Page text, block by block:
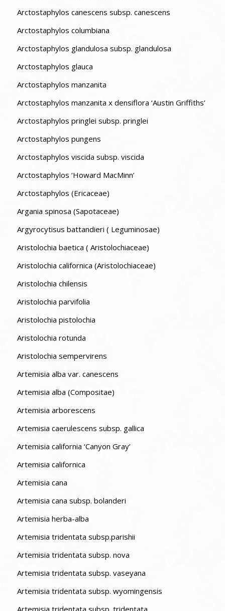
Arctostaphylos canescens subsp. canescens
Arctostaphylos columbiana
Arctostaphylos glandulosa subsp. glandulosa
Arctostaphylos glauca
Arctostaphylos manzanita
Arctostaphylos manzanita x densiflora ‘Austin Griffiths’
Arctostaphylos pringlei subsp. pringlei
Arctostaphylos pungens
Arctostaphylos viscida subsp. viscida
Arctostaphylos ‘Howard MacMinn’
Arctostaphylos (Ericaceae)
Argania spinosa (Sapotaceae)
Argyrocytisus battandieri ( Leguminosae)
Aristolochia baetica ( Aristolochiaceae)
Aristolochia californica (Aristolochiaceae)
Aristolochia chilensis
Aristolochia parvifolia
Aristolochia pistolochia
Aristolochia rotunda
Aristolochia sempervirens
Artemisia alba var. canescens
Artemisia alba (Compositae)
Artemisia arborescens
Artemisia caerulescens subsp. gallica
Artemisia california ‘Canyon Gray’
Artemisia californica
Artemisia cana
Artemisia cana subsp. bolanderi
Artemisia herba-alba
Artemisia tridentata subsp.parishii
Artemisia tridentata subsp. nova
Artemisia tridentata subsp. vaseyana
Artemisia tridentata subsp. wyomingensis